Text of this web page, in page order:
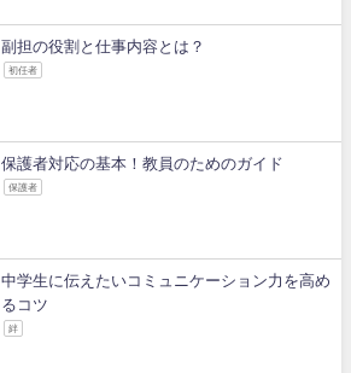
副担の役割と仕事内容とは？
初任者
保護者対応の基本！教員のためのガイド
保護者
中学生に伝えたいコミュニケーション力を高め
るコツ
絆